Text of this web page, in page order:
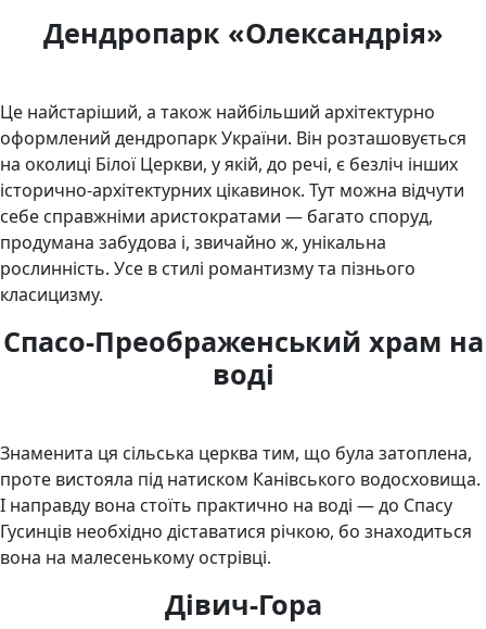
Дендропарк «Олександрія»
Це найстаріший, а також найбільший архітектурно
оформлений дендропарк України. Він розташовується
на околиці Білої Церкви, у якій, до речі, є безліч інших
історично-архітектурних цікавинок. Тут можна відчути
себе справжніми аристократами — багато споруд,
продумана забудова і, звичайно ж, унікальна
рослинність. Усе в стилі романтизму та пізнього
класицизму.
Спасо-Преображенський храм на
воді
Знаменита ця сільська церква тим, що була затоплена,
проте вистояла під натиском Канівського водосховища.
І направду вона стоїть практично на воді — до Спасу
Гусинців необхідно діставатися річкою, бо знаходиться
вона на малесенькому острівці.
Дівич-Гора